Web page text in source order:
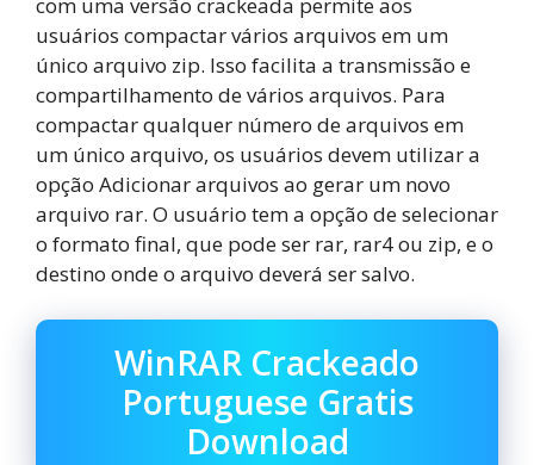
com uma versão crackeada permite aos
usuários compactar vários arquivos em um
único arquivo zip. Isso facilita a transmissão e
compartilhamento de vários arquivos. Para
compactar qualquer número de arquivos em
um único arquivo, os usuários devem utilizar a
opção Adicionar arquivos ao gerar um novo
arquivo rar. O usuário tem a opção de selecionar
o formato final, que pode ser rar, rar4 ou zip, e o
destino onde o arquivo deverá ser salvo.
WinRAR Crackeado
Portuguese Gratis
Download